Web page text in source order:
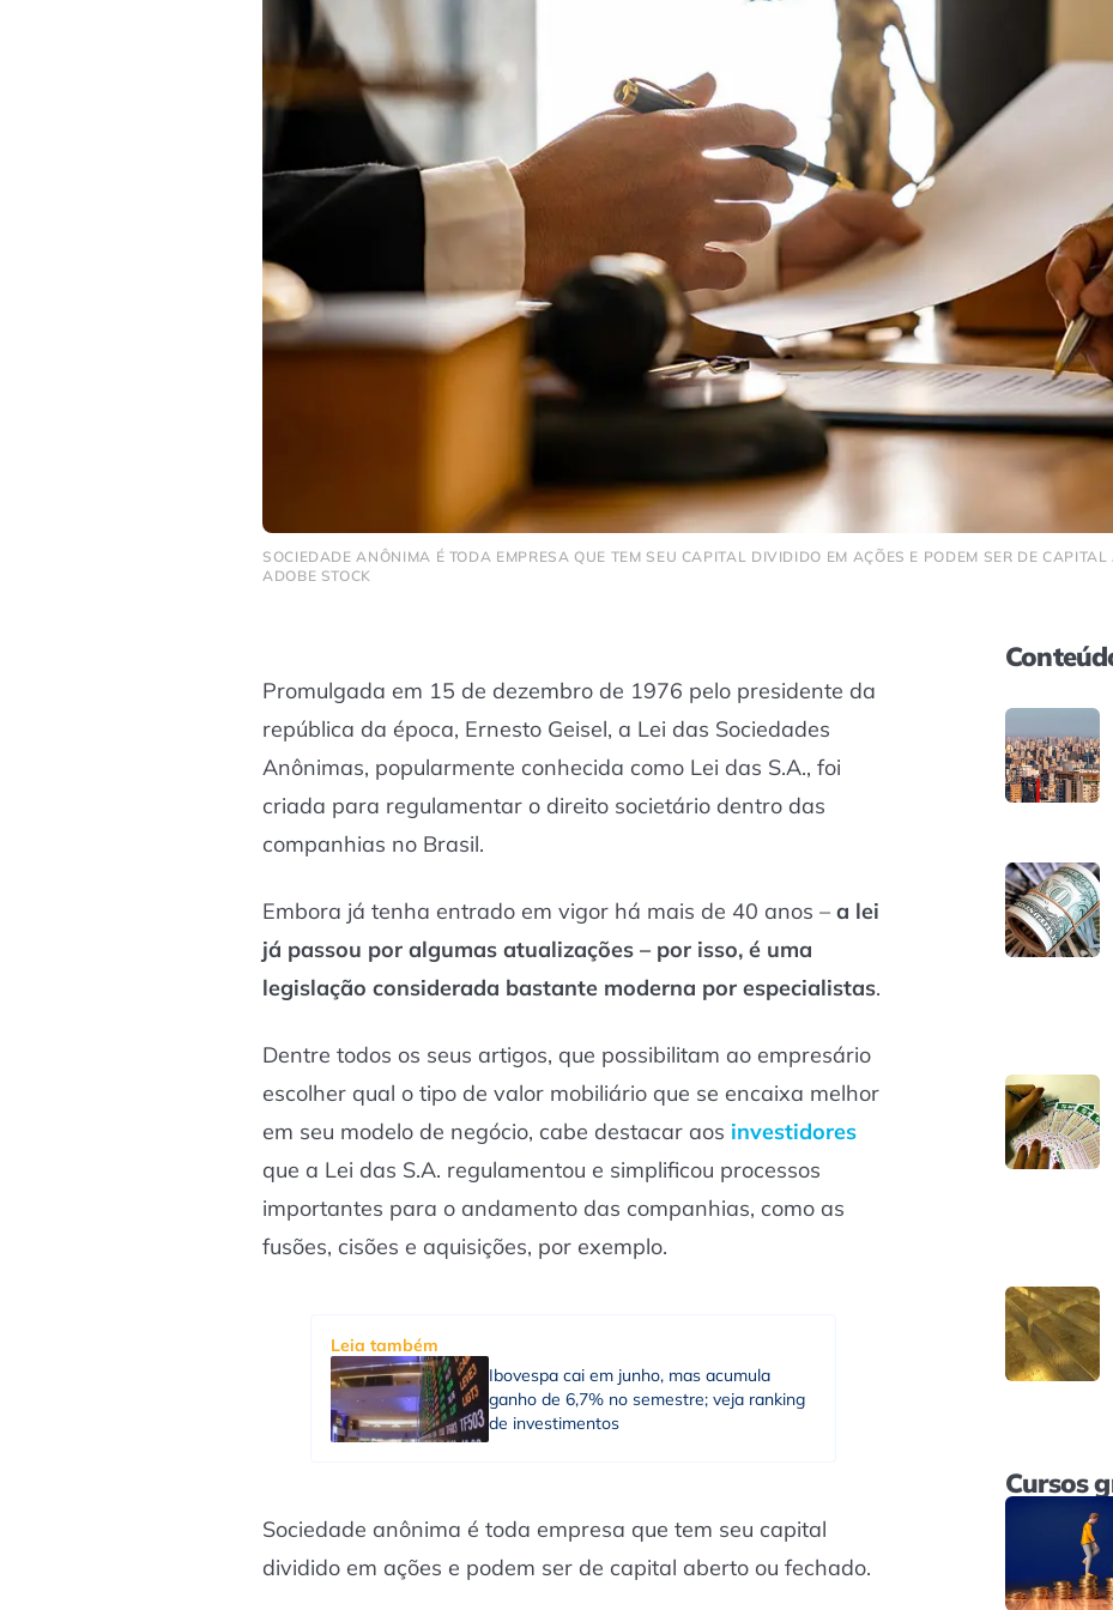
SOCIEDADE ANÔNIMA É TODA EMPRESA QUE TEM SEU CAPITAL DIVIDIDO EM AÇÕES E PODEM SER DE CAPITAL
ADOBE STOCK
Promulgada em 15 de dezembro de 1976 pelo presidente da
república da época, Ernesto Geisel, a Lei das Sociedades
Anônimas, popularmente conhecida como Lei das S.A., foi
criada para regulamentar o direito societário dentro das
companhias no Brasil.
Embora já tenha entrado em vigor há mais de 40 anos – a lei
já passou por algumas atualizações – por isso, é uma
legislação considerada bastante moderna por especialistas.
Dentre todos os seus artigos, que possibilitam ao empresário
escolher qual o tipo de valor mobiliário que se encaixa melhor
em seu modelo de negócio, cabe destacar aos investidores
que a Lei das S.A. regulamentou e simplificou processos
importantes para o andamento das companhias, como as
fusões, cisões e aquisições, por exemplo.
Leia também
Ibovespa cai em junho, mas acumula
ganho de 6,7% no semestre; veja ranking
de investimentos
Sociedade anônima é toda empresa que tem seu capital
dividido em ações e podem ser de capital aberto ou fechado.
Cursos